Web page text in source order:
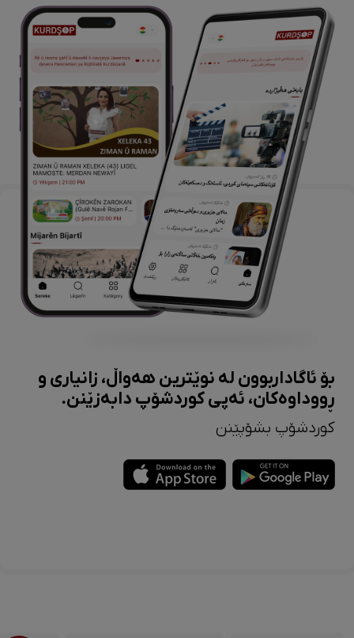
بۆ ئاگاداربوون لە نوێترین هەواڵ، زانیاری و
ڕووداوەکان، ئەپی کوردشۆپ دابەزێنن.
کوردشۆپ بشۆپێنن